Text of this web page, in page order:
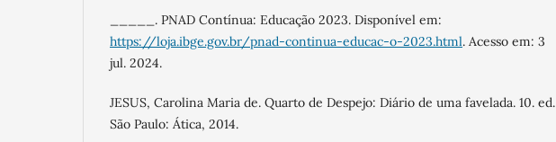
_____. PNAD Contínua: Educação 2023. Disponível em:
https://loja.ibge.gov.br/pnad-continua-educac-o-2023.html. Acesso em: 3
jul. 2024.
JESUS, Carolina Maria de. Quarto de Despejo: Diário de uma favelada. 10. ed.
São Paulo: Ática, 2014.